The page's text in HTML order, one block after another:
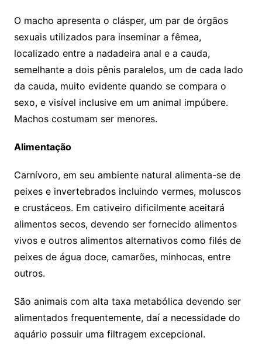
O macho apresenta o clásper, um par de órgãos
sexuais utilizados para inseminar a fêmea,
localizado entre a nadadeira anal e a cauda,
semelhante a dois pênis paralelos, um de cada lado
da cauda, muito evidente quando se compara o
sexo, e visível inclusive em um animal impúbere.
Machos costumam ser menores.
Alimentação
Carnívoro, em seu ambiente natural alimenta-se de
peixes e invertebrados incluindo vermes, moluscos
e crustáceos. Em cativeiro dificilmente aceitará
alimentos secos, devendo ser fornecido alimentos
vivos e outros alimentos alternativos como filés de
peixes de água doce, camarões, minhocas, entre
outros.
São animais com alta taxa metabólica devendo ser
alimentados frequentemente, daí a necessidade do
aquário possuir uma filtragem excepcional.